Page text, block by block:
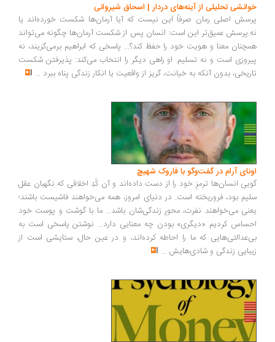
تحلیلی از آینه‌های دردار | اسحاق شیروانی
اصلی رمان صرفاً این نیست که آیا آرمان‌ها شکست خورده‌اند یا
عمیق‌تر این است: انسان پس از شکست آرمان‌ها چگونه می‌تواند
معنا و هویت خود را حفظ کند؟... پاسخی که ابراهیم برمی‌گزیند، نه
است و نه تسلیم. او راهی دیگر را انتخاب می‌کند: پذیرفتن شکست
بدون آنکه به خیانت، گریز از واقعیت یا انکار زندگی پناه ببرد...
آرام در گفت‌وگو با فاروک شهیچ‭
انسان‌ها ترمزِ خود را از دست داده‌اند و آن کُدِ اخلاقی که نگهبان عقل
بود، فروریخته است. در دنیای امروز، همه می‌خواهند فاشیست باشند؛
می‌خواهند نفرت، محورِ زندگی‌شان باشد... ما با گوشت و پوست خود
کردیم «دیگری» بودن چه معنایی دارد... نوشتن پاسخی است به
که ما را احاطه کرده‌اند، و در عین حال، ستایشی است از
زندگی و شادی‌هایش...